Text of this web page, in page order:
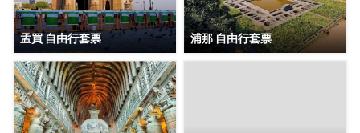
孟買 自由行套票 浦那 自由行套票